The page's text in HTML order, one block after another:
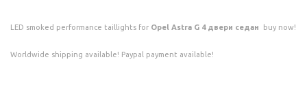
LED smoked performance taillights for Opel Astra G 4 двери седан buy now!
Worldwide shipping available! Paypal payment available!